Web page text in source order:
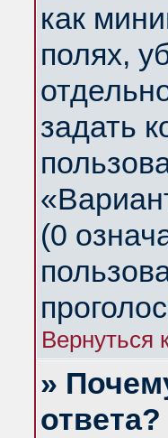
как
полях,
задать
(0
Вернуться
»
ответа?